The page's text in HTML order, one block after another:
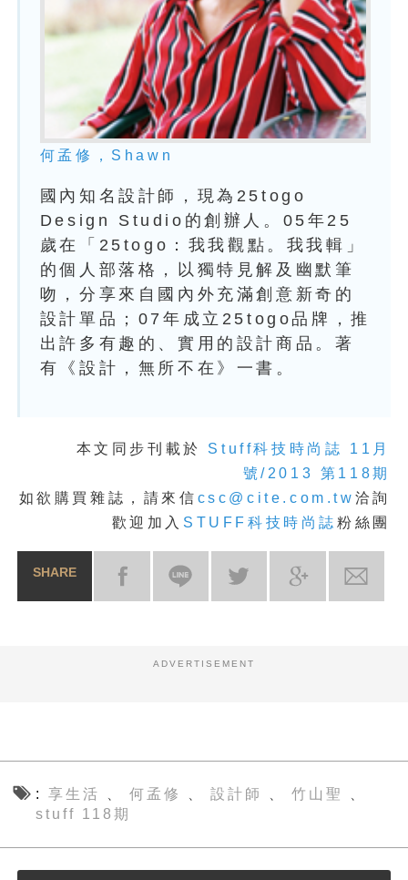
何孟修，Shawn
國內知名設計師，現為25togo
Design Studio的創辦人。05年25
歲在「25togo：我我觀點。我我輯」
的個人部落格，以獨特見解及幽默筆
吻，分享來自國內外充滿創意新奇的
設計單品；07年成立25togo品牌，推
出許多有趣的、實用的設計商品。著
有《設計，無所不在》一書。
本文同步刊載於 Stuff科技時尚誌 11月
號/2013 第118期
如欲購買雜誌，請來信 csc@cite.com.tw 洽詢
歡迎加入 STUFF科技時尚誌 粉絲團
SHARE
ADVERTISEMENT
享生活 、何孟修 設計師 竹山聖
stuff 118期